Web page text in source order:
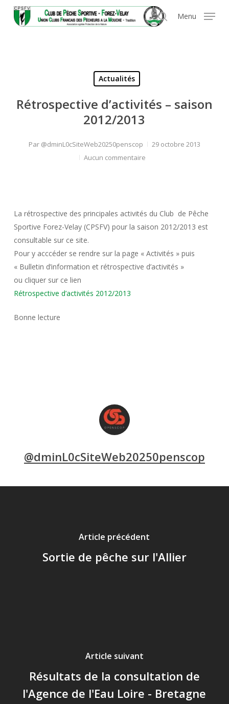
Panneau de gestion des cookies
search
Menu
Actualités
Rétrospective d’activités – saison
2012/2013
Par @dminL0cSiteWeb20250penscop
29 octobre 2013
Aucun commentaire
La rétrospective des principales activités du Club de Pêche
Sportive Forez-Velay (CPSFV) pour la saison 2012/2013 est
consultable sur ce site.
Pour y acccéder se rendre sur la page « Activités » puis
« Bulletin d’information et rétrospective d’activités »
ou cliquer sur ce lien
Rétrospective d’activités 2012/2013
Bonne lecture
@dminL0cSiteWeb20250penscop
Article précédent
Sortie de pêche sur l'Allier
Article suivant
Résultats de la consultation de
l'Agence de l'Eau Loire - Bretagne